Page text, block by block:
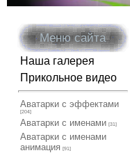
Меню сайта
Наша галерея
Прикольное видео
Аватарки с эффектами
[204]
Аватарки с именами [31]
Аватарки с именами
анимация
[91]